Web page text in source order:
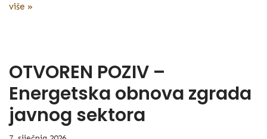
više »
OTVOREN POZIV –
Energetska obnova zgrada
javnog sektora